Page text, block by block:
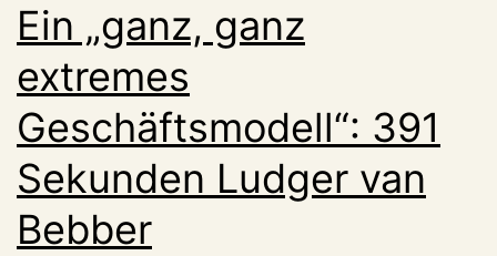
Ein „ganz, ganz
extremes
Geschäftsmodell“: 391
Sekunden Ludger van
Bebber